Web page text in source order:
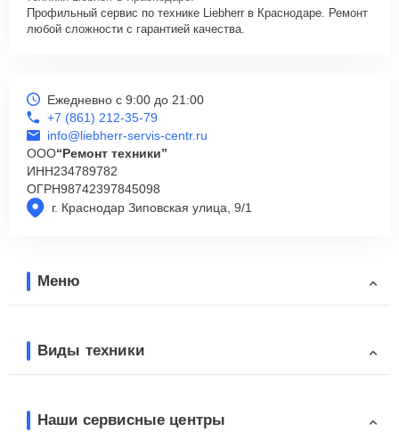
Профильный сервис по технике Liebherr в Краснодаре. Ремонт
любой сложности с гарантией качества.
г. Краснодар Зиповская улица, 9/1
Ежедневно с 9:00 до 21:00
+7 (861) 212-35-79
info@liebherr-servis-centr.ru
ООО“Ремонт техники”
ИНН234789782
ОГРН98742397845098
Меню
Виды техники
Наши сервисные центры